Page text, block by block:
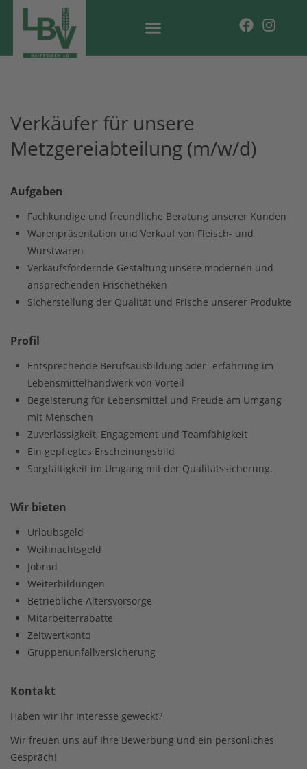
Verkäufer für unsere
Metzgereiabteilung (m/w/d)
Aufgaben
Fachkundige und freundliche Beratung unserer Kunden
Warenpräsentation und Verkauf von Fleisch- und
Wurstwaren
Verkaufsfördernde Gestaltung unsere modernen und
ansprechenden Frischetheken
Sicherstellung der Qualität und Frische unserer Produkte
Profil
Entsprechende Berufsausbildung oder -erfahrung im
Lebensmittelhandwerk von Vorteil
Begeisterung für Lebensmittel und Freude am Umgang
mit Menschen
Zuverlässigkeit, Engagement und Teamfähigkeit
Ein gepflegtes Erscheinungsbild
Sorgfältigkeit im Umgang mit der Qualitätssicherung.
Wir bieten
Urlaubsgeld
Weihnachtsgeld
Jobrad
Weiterbildungen
Betriebliche Altersvorsorge
Mitarbeiterrabatte
Zeitwertkonto
Gruppenunfallversicherung
Kontakt
Haben wir Ihr Interesse geweckt?
Wir freuen uns auf Ihre Bewerbung und ein persönliches
Gespräch!